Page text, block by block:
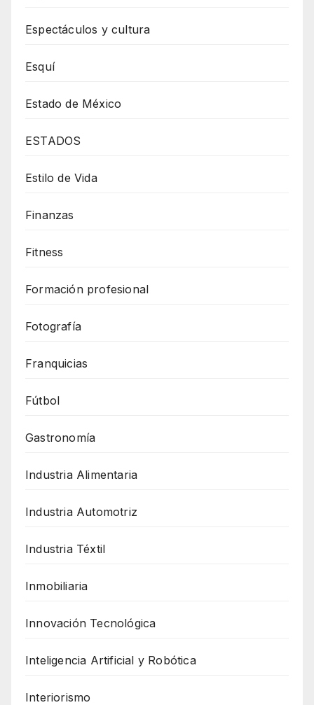
Espectáculos y cultura
Esquí
Estado de México
ESTADOS
Estilo de Vida
Finanzas
Fitness
Formación profesional
Fotografía
Franquicias
Fútbol
Gastronomía
Industria Alimentaria
Industria Automotriz
Industria Téxtil
Inmobiliaria
Innovación Tecnológica
Inteligencia Artificial y Robótica
Interiorismo